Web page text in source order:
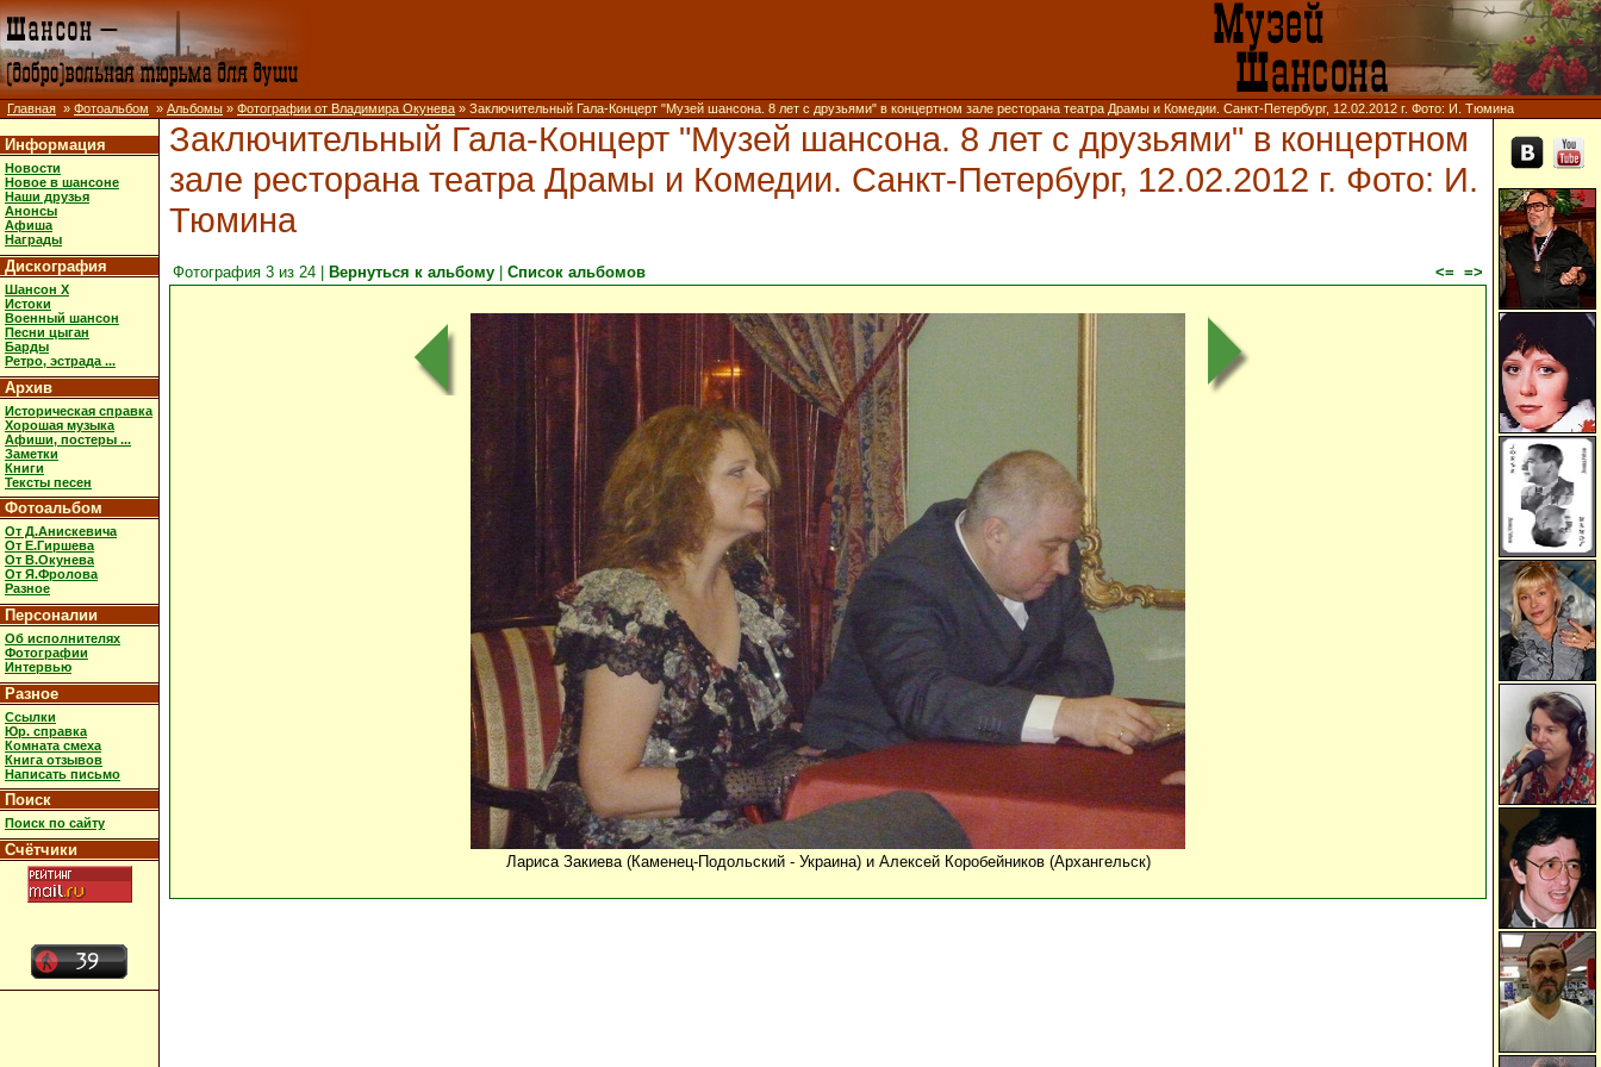
Главная » Фотоальбом » Альбомы » Фотографии от Владимира Окунева » Заключительный Гала-Концерт "Музей шансона. 8 лет с друзьями" в концертном зале ресторана театра Драмы и Комедии. Санкт-Петербург, 12.02.2012 г. Фото: И. Тюмина
Информация
Новости
Новое в шансоне
Наши друзья
Анонсы
Афиша
Награды
Дискография
Шансон X
Истоки
Военный шансон
Песни цыган
Барды
Ретро, эстрада ...
Архив
Историческая справка
Хорошая музыка
Афиши, постеры ...
Заметки
Книги
Тексты песен
Фотоальбом
От Д.Анискевича
От Е.Гиршева
От В.Окунева
От Я.Фролова
Разное
Персоналии
Об исполнителях
Фотографии
Интервью
Разное
Ссылки
Юр. справка
Комната смеха
Книга отзывов
Написать письмо
Поиск
Поиск по сайту
Счётчики
Заключительный Гала-Концерт "Музей шансона. 8 лет с друзьями" в концертном
зале ресторана театра Драмы и Комедии. Санкт-Петербург, 12.02.2012 г. Фото: И.
Тюмина
Фотография 3 из 24 | Вернуться к альбому Список альбомов <= =>
Лариса Закиева (Каменец-Подольский - Украина) и Алексей Коробейников (Архангельск)